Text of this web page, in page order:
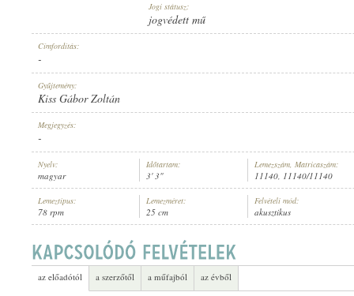
ELŐADÓ: GÖNDÖR AURÉL ÉS TÁRSULATA
11140
Jogi státusz:
jogvédett mű
Címfordítás:
-
Gyűjtemény:
Kiss Gábor Zoltán
Megjegyzés:
-
Nyelv:
magyar
Időtartam:
3' 3"
Lemezszám, Matricaszám:
11140, 11140/11140
Lemeztípus:
78 rpm
Lemezméret:
25 cm
Felvételi mód:
akusztikus
az előadótól a szerzőtől a műfajból az évből